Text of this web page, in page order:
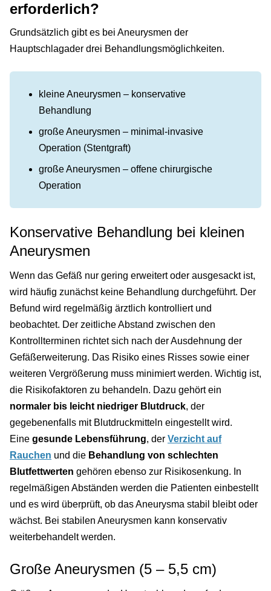
erforderlich?
Grundsätzlich gibt es bei Aneurysmen der
Hauptschlagader drei Behandlungsmöglichkeiten.
kleine Aneurysmen – konservative
Behandlung
große Aneurysmen – minimal-invasive
Operation (Stentgraft)
große Aneurysmen – offene chirurgische
Operation
Konservative Behandlung bei kleinen
Aneurysmen
Wenn das Gefäß nur gering erweitert oder ausgesackt ist,
wird häufig zunächst keine Behandlung durchgeführt. Der
Befund wird regelmäßig ärztlich kontrolliert und
beobachtet. Der zeitliche Abstand zwischen den
Kontrollterminen richtet sich nach der Ausdehnung der
Gefäßerweiterung. Das Risiko eines Risses sowie einer
weiteren Vergrößerung muss minimiert werden. Wichtig ist,
die Risikofaktoren zu behandeln. Dazu gehört ein
normaler bis leicht niedriger Blutdruck, der
gegebenenfalls mit Blutdruckmitteln eingestellt wird.
Eine gesunde Lebensführung, der Verzicht auf
Rauchen und die Behandlung von schlechten
Blutfettwerten gehören ebenso zur Risikosenkung. In
regelmäßigen Abständen werden die Patienten einbestellt
und es wird überprüft, ob das Aneurysma stabil bleibt oder
wächst. Bei stabilen Aneurysmen kann konservativ
weiterbehandelt werden.
Große Aneurysmen (5 – 5,5 cm)